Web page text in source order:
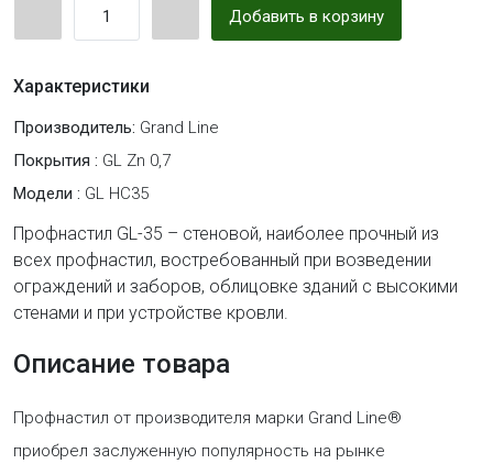
Добавить в корзину
Характеристики
Производитель: Grand Line
Покрытия : GL Zn 0,7
Модели : GL HC35
Профнастил GL-35 – стеновой, наиболее прочный из
всех профнастил, востребованный при возведении
ограждений и заборов, облицовке зданий с высокими
стенами и при устройстве кровли.
Описание товара
Профнастил от производителя марки Grand Line®
приобрел заслуженную популярность на рынке